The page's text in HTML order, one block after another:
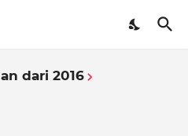
dari 2016